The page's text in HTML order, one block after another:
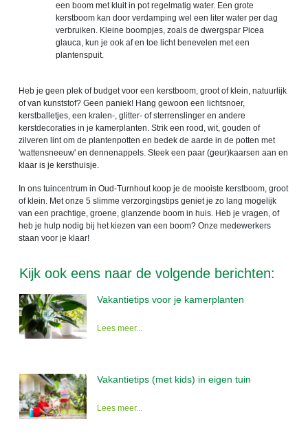
een boom met kluit in pot regelmatig water. Een grote
kerstboom kan door verdamping wel een liter water per dag
verbruiken. Kleine boompjes, zoals de dwergspar Picea
glauca, kun je ook af en toe licht benevelen met een
plantenspuit.
Heb je geen plek of budget voor een kerstboom, groot of klein, natuurlijk
of van kunststof? Geen paniek! Hang gewoon een lichtsnoer,
kerstballetjes, een kralen-, glitter- of sterrenslinger en andere
kerstdecoraties in je kamerplanten. Strik een rood, wit, gouden of
zilveren lint om de plantenpotten en bedek de aarde in de potten met
'wattensneeuw' en dennenappels. Steek een paar (geur)kaarsen aan en
klaar is je kersthuisje.
In ons tuincentrum in Oud-Turnhout koop je de mooiste kerstboom, groot
of klein. Met onze 5 slimme verzorgingstips geniet je zo lang mogelijk
van een prachtige, groene, glanzende boom in huis. Heb je vragen, of
heb je hulp nodig bij het kiezen van een boom? Onze medewerkers
staan voor je klaar!
Kijk ook eens naar de volgende berichten:
Vakantietips voor je kamerplanten
Lees meer...
Vakantietips (met kids) in eigen tuin
Lees meer...